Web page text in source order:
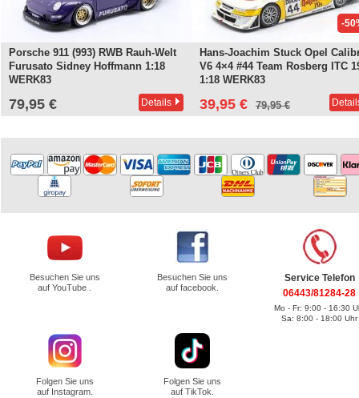
Porsche 911 (993) RWB Rauh-Welt
Furusato Sidney Hoffmann 1:18
WERK83
79,95 € Details
-
Hans-Joachim Stuck Opel
V6 4×4 #44 Team Rosberg ITC
1:18 WERK83
39,95 € 79,95 €
Besuchen Sie uns
auf YouTube .
Besuchen Sie uns
auf facebook.
Folgen Sie uns
auf Instagram.
Folgen Sie uns
auf TikTok.
Service Telefon
06443/81284-28
Mo - Fr: 9:00 - 16:30
Sa: 8:00 - 18:00 Uhr